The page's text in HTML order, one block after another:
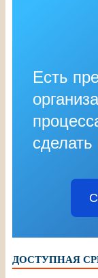
Есть
ДОСТУПНАЯ